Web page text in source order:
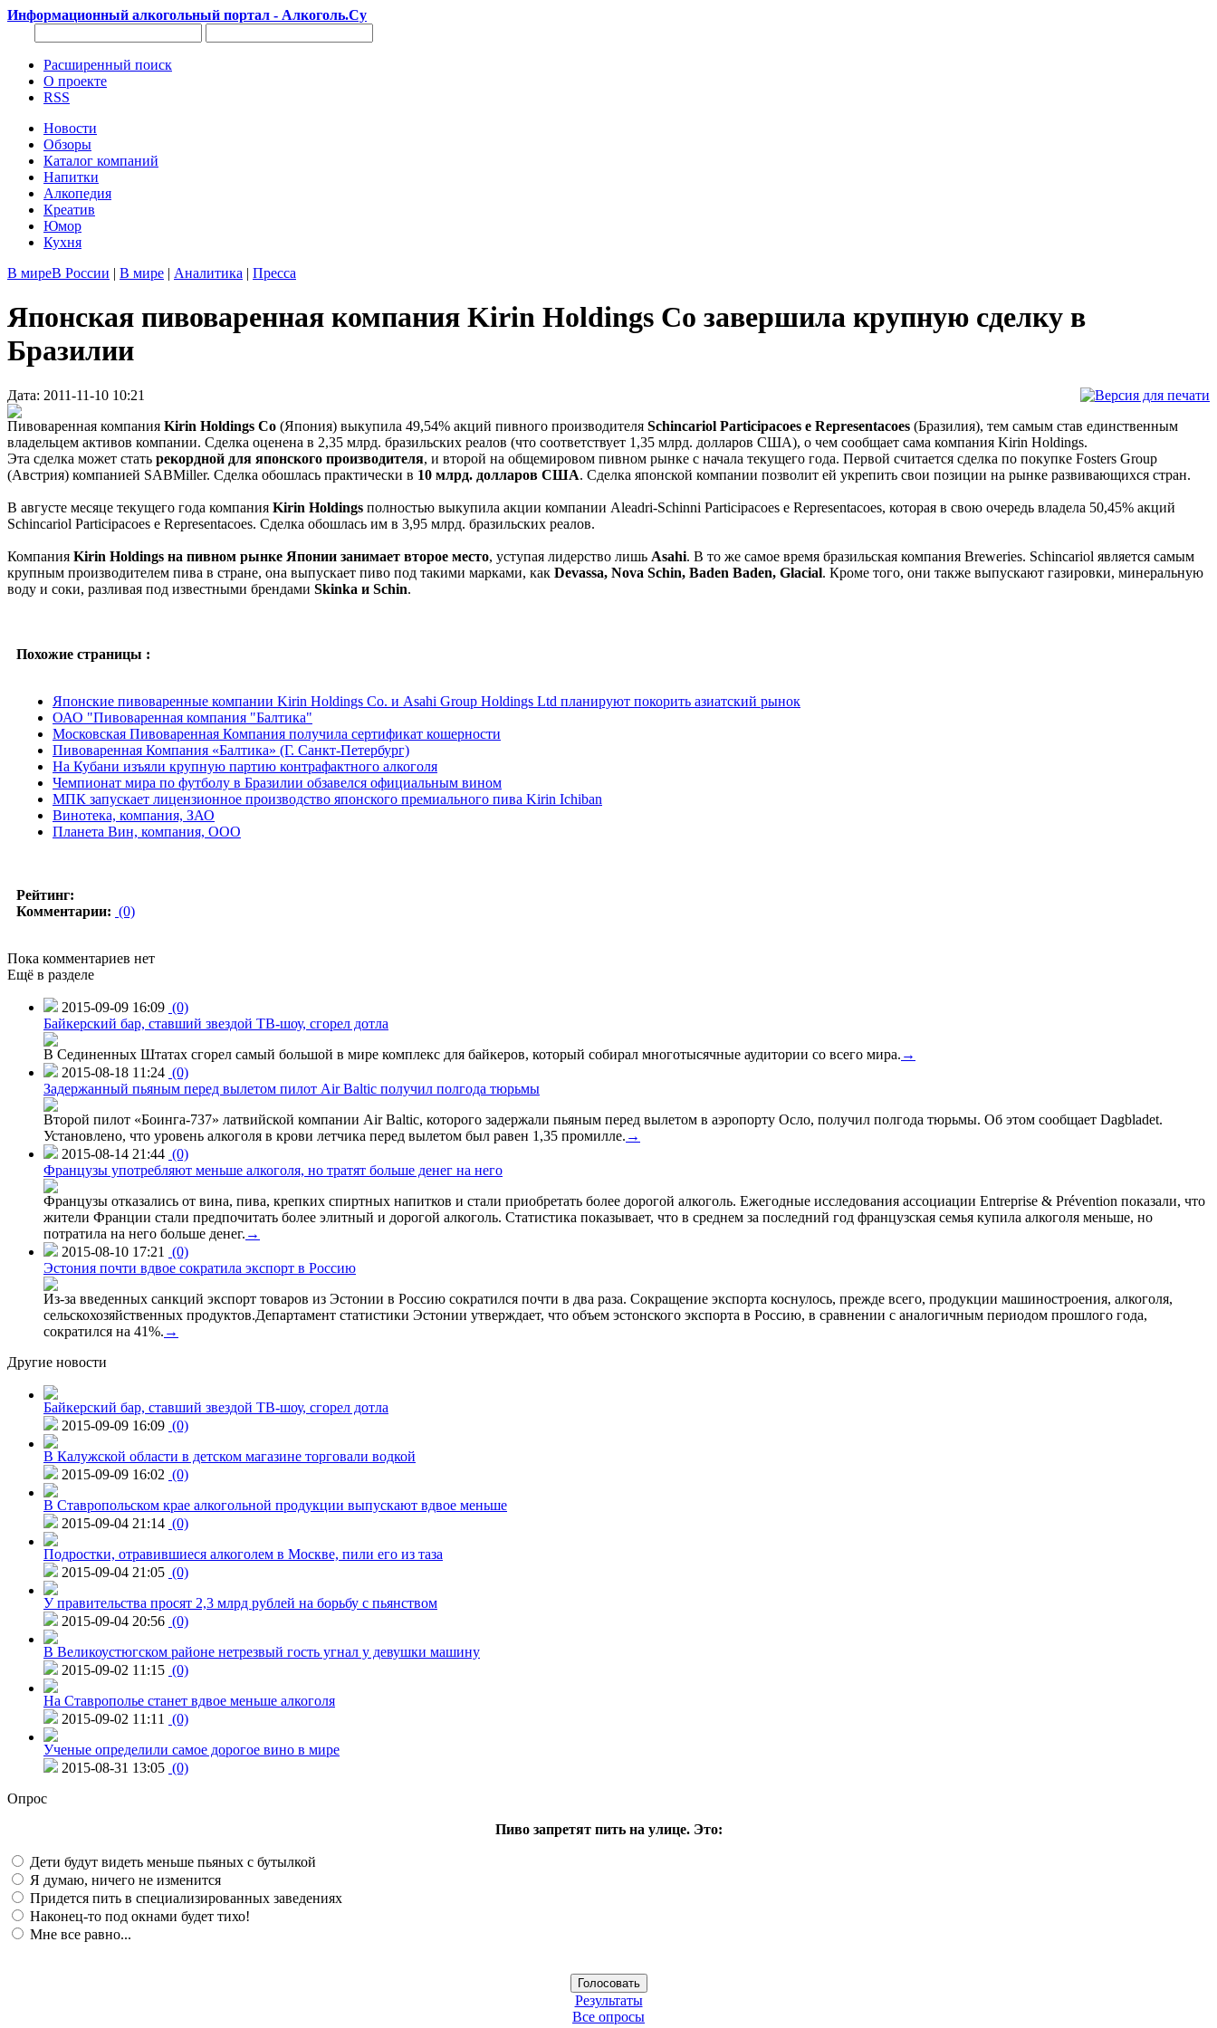
Информационный алкогольный портал - Алкоголь.Су
Расширенный поиск
О проекте
RSS
Новости
Обзоры
Каталог компаний
Напитки
Алкопедия
Креатив
Юмор
Кухня
В миреВ России | В мире | Аналитика | Пресса
Японская пивоваренная компания Kirin Holdings Co завершила крупную сделку в
Бразилии
Дата: 2011-11-10 10:21
Пивоваренная компания Kirin Holdings Co (Япония) выкупила 49,54% акций пивного производителя Schincariol Participacoes e Representacoes (Бразилия), тем самым став единственным
владельцем активов компании. Сделка оценена в 2,35 млрд. бразильских реалов (что соответствует 1,35 млрд. долларов США), о чем сообщает сама компания Kirin Holdings.
Эта сделка может стать рекордной для японского производителя, и второй на общемировом пивном рынке с начала текущего года. Первой считается сделка по покупке Fosters Group
(Австрия) компанией SABMiller. Сделка обошлась практически в 10 млрд. долларов США. Сделка японской компании позволит ей укрепить свои позиции на рынке развивающихся стран.
В августе месяце текущего года компания Kirin Holdings полностью выкупила акции компании Aleadri-Schinni Participacoes e Representacoes, которая в свою очередь владела 50,45% акций
Schincariol Participacoes e Representacoes. Сделка обошлась им в 3,95 млрд. бразильских реалов.
Компания Kirin Holdings на пивном рынке Японии занимает второе место, уступая лидерство лишь Asahi. В то же самое время бразильская компания Breweries. Schincariol является самым
крупным производителем пива в стране, она выпускает пиво под такими марками, как Devassa, Nova Schin, Baden Baden, Glacial. Кроме того, они также выпускают газировки, минеральную
воду и соки, разливая под известными брендами Skinka и Schin.
Похожие страницы :
Японские пивоваренные компании Kirin Holdings Co. и Asahi Group Holdings Ltd планируют покорить азиатский рынок
ОАО "Пивоваренная компания "Балтика"
Московская Пивоваренная Компания получила сертификат кошерности
Пивоваренная Компания «Балтика» (Г. Санкт-Петербург)
На Кубани изъяли крупную партию контрафактного алкоголя
Чемпионат мира по футболу в Бразилии обзавелся официальным вином
МПК запускает лицензионное производство японского премиального пива Kirin Ichiban
Винотека, компания, ЗАО
Планета Вин, компания, ООО
Рейтинг:
Комментарии: (0)
Пока комментариев нет
Ещё в разделе
2015-09-09 16:09 (0)
Байкерский бар, ставший звездой ТВ-шоу, сгорел дотла
В Сединенных Штатах сгорел самый большой в мире комплекс для байкеров, который собирал многотысячные аудитории со всего мира. →
2015-08-18 11:24 (0)
Задержанный пьяным перед вылетом пилот Air Baltic получил полгода тюрьмы
Второй пилот «Боинга-737» латвийской компании Air Baltic, которого задержали пьяным перед вылетом в аэропорту Осло, получил полгода тюрьмы. Об этом сообщает Dagbladet.
Установлено, что уровень алкоголя в крови летчика перед вылетом был равен 1,35 промилле. →
2015-08-14 21:44 (0)
Французы употребляют меньше алкоголя, но тратят больше денег на него
Французы отказались от вина, пива, крепких спиртных напитков и стали приобретать более дорогой алкоголь. Ежегодные исследования ассоциации Entreprise & Prévention показали, что
жители Франции стали предпочитать более элитный и дорогой алкоголь. Статистика показывает, что в среднем за последний год французская семья купила алкоголя меньше, но
потратила на него больше денег. →
2015-08-10 17:21
(0)
Эстония почти вдвое сократила экспорт в Россию
Из-за введенных санкций экспорт товаров из Эстонии в Россию сократился почти в два раза. Сокращение экспорта коснулось, прежде всего, продукции машиностроения, алкоголя,
сельскохозяйственных продуктов.Департамент статистики Эстонии утверждает, что объем эстонского экспорта в Россию, в сравнении с аналогичным периодом прошлого года,
сократился на 41%. →
Другие новости
Байкерский бар, ставший звездой ТВ-шоу, сгорел дотла
2015-09-09 16:09 (0)
В Калужской области в детском магазине торговали водкой
2015-09-09 16:02 (0)
В Ставропольском крае алкогольной продукции выпускают вдвое меньше
2015-09-04 21:14 (0)
Подростки, отравившиеся алкоголем в Москве, пили его из таза
2015-09-04 21:05 (0)
У правительства просят 2,3 млрд рублей на борьбу с пьянством
2015-09-04 20:56 (0)
В Великоустюгском районе нетрезвый гость угнал у девушки машину
2015-09-02 11:15 (0)
На Ставрополье станет вдвое меньше алкоголя
2015-09-02 11:11
(0)
Ученые определили самое дорогое вино в мире
2015-08-31 13:05 (0)
Опрос
Пиво запретят пить на улице. Это:
Дети будут видеть меньше пьяных с бутылкой
Я думаю, ничего не изменится
Придется пить в специализированных заведениях
Наконец-то под окнами будет тихо!
Мне все равно...
Результаты
Все опросы